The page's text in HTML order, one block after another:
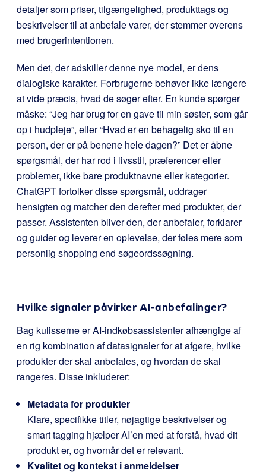
detaljer som priser, tilgængelighed, produkttags og
beskrivelser til at anbefale varer, der stemmer overens
med brugerintentionen.
Men det, der adskiller denne nye model, er dens
dialogiske karakter. Forbrugerne behøver ikke længere
at vide præcis, hvad de søger efter. En kunde spørger
måske: “Jeg har brug for en gave til min søster, som går
op i hudpleje”, eller “Hvad er en behagelig sko til en
person, der er på benene hele dagen?” Det er åbne
spørgsmål, der har rod i livsstil, præferencer eller
problemer, ikke bare produktnavne eller kategorier.
ChatGPT fortolker disse spørgsmål, uddrager
hensigten og matcher den derefter med produkter, der
passer. Assistenten bliver den, der anbefaler, forklarer
og guider og leverer en oplevelse, der føles mere som
personlig shopping end søgeordssøgning.
Hvilke signaler påvirker AI-anbefalinger?
Bag kulisserne er AI-indkøbsassistenter afhængige af
en rig kombination af datasignaler for at afgøre, hvilke
produkter der skal anbefales, og hvordan de skal
rangeres. Disse inkluderer:
Metadata for produkter
Klare, specifikke titler, nøjagtige beskrivelser og
smart tagging hjælper AI’en med at forstå, hvad dit
produkt er, og hvornår det er relevant.
Kvalitet og kontekst i anmeldelser